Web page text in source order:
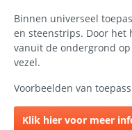
Binnen universeel
en steenstrips. Door het
vanuit de ondergrond
vezel.
Voorbeelden van
Klik hier voor meer